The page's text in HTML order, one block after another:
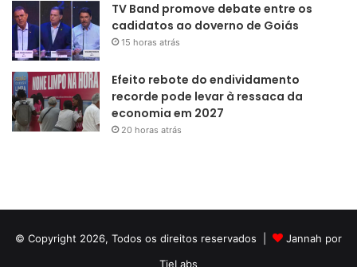
TV Band promove debate entre os
cadidatos ao doverno de Goiás
15 horas atrás
Efeito rebote do endividamento
recorde pode levar à ressaca da
economia em 2027
20 horas atrás
© Copyright 2026, Todos os direitos reservados |
Jannah por
TieLabs